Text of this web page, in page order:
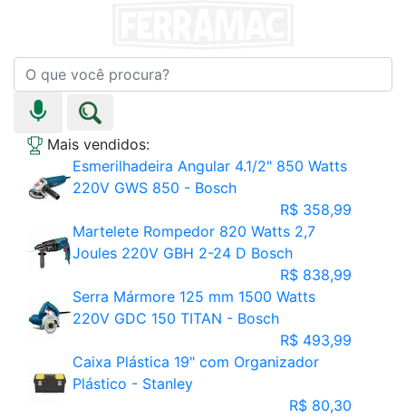
Mais vendidos:
Esmerilhadeira Angular 4.1/2" 850 Watts
220V GWS 850 - Bosch
R$ 358,99
Martelete Rompedor 820 Watts 2,7
Joules 220V GBH 2-24 D Bosch
R$ 838,99
Serra Mármore 125 mm 1500 Watts
220V GDC 150 TITAN - Bosch
R$ 493,99
Caixa Plástica 19" com Organizador
Plástico - Stanley
R$ 80,30